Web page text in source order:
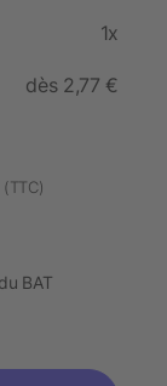
1x
dès 2,77 €
BAT